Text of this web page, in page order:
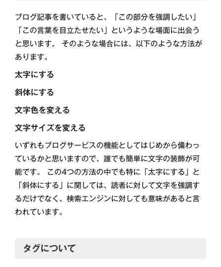
ブログ記事を書いていると、「この部分を強調したい」
「この言葉を目立たせたい」というような場面に出会う
と思います。 そのような場合には、以下のような方法が
あります。
太字にする
斜体にする
文字色を変える
文字サイズを変える
いずれもブログサービスの機能としてはじめから備わっ
ているかと思いますので、誰でも簡単に文字の装飾が可
能です。 この4つの方法の中でも特に「太字にする」と
「斜体にする」に関しては、読者に対して文字を強調す
るだけでなく、検索エンジンに対しても意味があると言
われています。
タグについて